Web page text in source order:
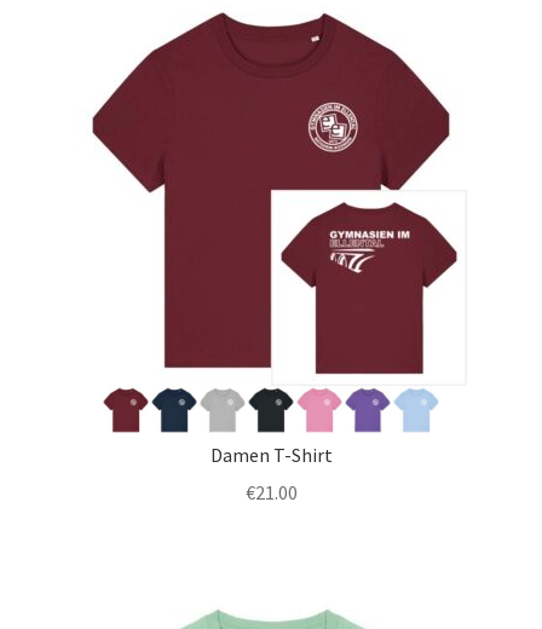
Damen T-Shirt
€21.00